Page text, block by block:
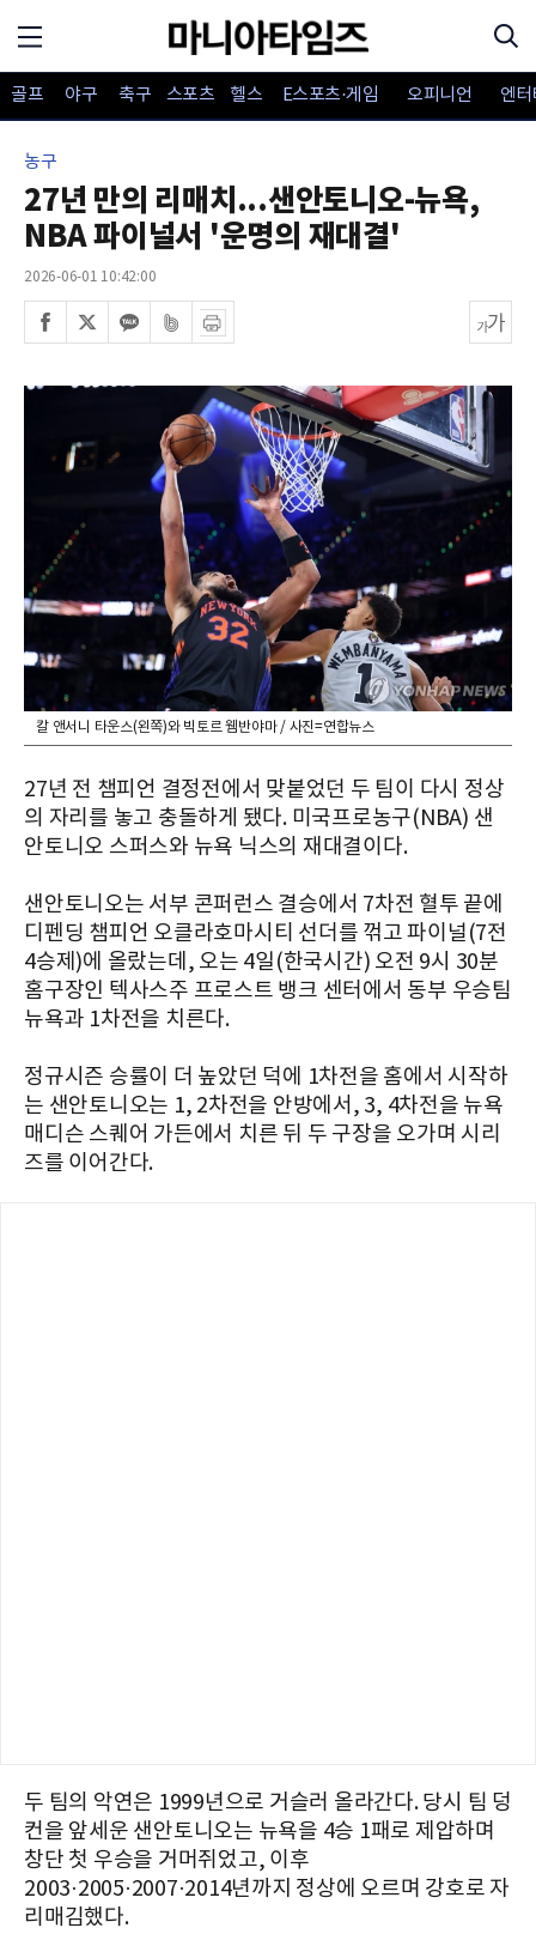
골프 야구 축구 스포츠 헬스 E스포츠·게임 오피니언 엔
농구
27년 만의 리매치...샌안토니오-뉴욕,
NBA 파이널서 '운명의 재대결'
2026-06-01 10:42:00
칼 앤서니 타운스(왼쪽)와 빅토르 웸반야마 / 사진=연합뉴스
27년 전 챔피언 결정전에서 맞붙었던 두 팀이 다시 정상
의 자리를 놓고 충돌하게 됐다. 미국프로농구(NBA) 샌
안토니오 스퍼스와 뉴욕 닉스의 재대결이다.
샌안토니오는 서부 콘퍼런스 결승에서 7차전 혈투 끝에
디펜딩 챔피언 오클라호마시티 선더를 꺾고 파이널(7전
4승제)에 올랐는데, 오는 4일(한국시간) 오전 9시 30분
홈구장인 텍사스주 프로스트 뱅크 센터에서 동부 우승팀
뉴욕과 1차전을 치른다.
정규시즌 승률이 더 높았던 덕에 1차전을 홈에서 시작하
는 샌안토니오는 1, 2차전을 안방에서, 3, 4차전을 뉴욕
매디슨 스퀘어 가든에서 치른 뒤 두 구장을 오가며 시리
즈를 이어간다.
두 팀의 악연은 1999년으로 거슬러 올라간다. 당시 팀 덩
컨을 앞세운 샌안토니오는 뉴욕을 4승 1패로 제압하며
창단 첫 우승을 거머쥐었고, 이후
2003·2005·2007·2014년까지 정상에 오르며 강호로 자
리매김했다.